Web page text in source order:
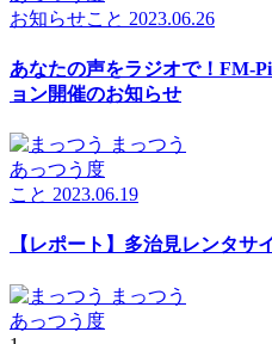
お知らせこと 2023.06.26
あなたの声をラジオで！FM-
ョン開催のお知らせ
まっつう
あっつう度
こと 2023.06.19
【レポート】多治見レンタサ
まっつう
あっつう度